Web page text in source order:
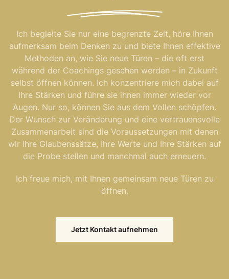
Ich begleite Sie nur eine begrenzte Zeit, höre Ihnen
aufmerksam beim Denken zu und biete Ihnen effektive
Methoden an, wie Sie neue Türen – die oft erst
während der Coachings gesehen werden – in Zukunft
selbst öffnen können. Ich konzentriere mich dabei auf
Ihre Stärken und führe sie ihnen immer wieder vor
Augen. Nur so, können Sie aus dem Vollen schöpfen.
Der Wunsch zur Veränderung und eine vertrauensvolle
Zusammenarbeit sind die Voraussetzungen mit denen
wir Ihre Glaubenssätze, Ihre Werte und Ihre Stärken auf
die Probe stellen und manchmal auch erneuern.
Ich freue mich, mit Ihnen gemeinsam neue Türen zu
öffnen.
Jetzt Kontakt aufnehmen